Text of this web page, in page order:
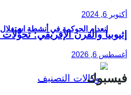
انعدام الحوكمة في أنشطة
أكتوبر 6, 2024
إثيوبيا والقرن الإفريقي:
أغسطس 6, 2026
فيسبوك